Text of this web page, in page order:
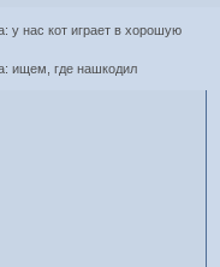
у нас кот играет в хорошую
ищем, где нашкодил